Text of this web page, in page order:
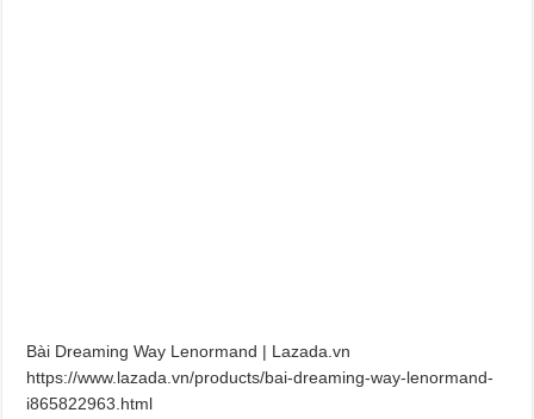
Bài Dreaming Way Lenormand | Lazada.vn
https://www.lazada.vn/products/bai-dreaming-way-lenormand-
i865822963.html